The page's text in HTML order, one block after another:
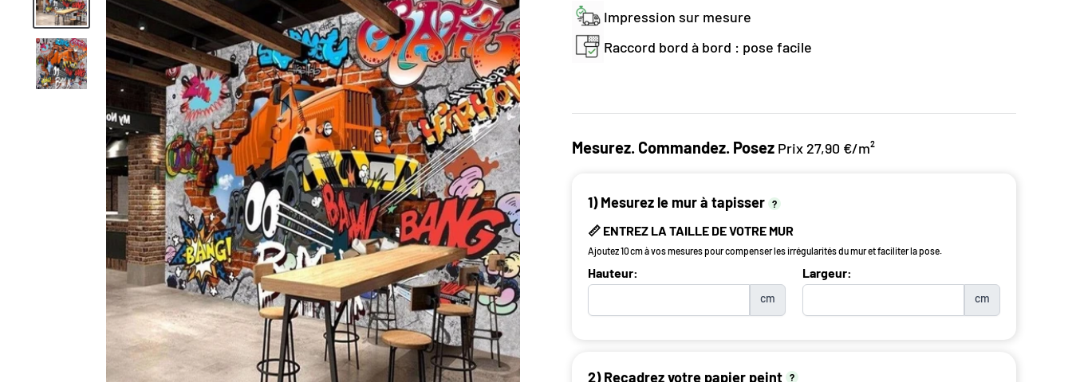
Impression sur mesure
Raccord bord à bord : pose facile
Mesurez. Commandez. Posez Prix 27,90 €/m²
1) Mesurez le mur à tapisser ?
📏 ENTREZ LA TAILLE DE VOTRE MUR
Ajoutez 10 cm à vos mesures pour compenser les irrégularités du mur et faciliter la pose.
Hauteur:
cm
Largeur:
cm
2) Recadrez votre papier peint
?